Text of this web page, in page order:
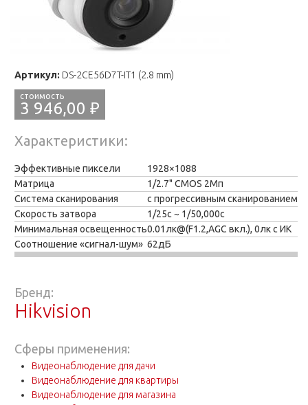
Артикул: DS-2CE56D7T-IT1 (2.8 mm)
3 946,00 ₽
Характеристики
Эффективные пиксели
1928×1088
Матрица
1/2.7" CMOS 2Mп
Система сканирования
с прогрессивным сканированием
Скорость затвора
1/25с ~ 1/50,000с
Минимальная освещенность0.01лк@(F1.2,AGC вкл.), 0лк с ИК
Соотношение «сигнал-шум» 62дБ
Бренд:
Hikvision
Сферы применения:
Видеонаблюдение для дачи
Видеонаблюдение для квартиры
Видеонаблюдение для магазина